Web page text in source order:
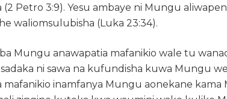
Petro 3:9). Yesu ambaye ni Mungu
waliomsulubisha (Luka 23:34).
Mungu anawapatia mafanikio wale tu
ni sawa na kufundisha kuwa Mungu
mafanikio inamfanya Mungu aonekane kama